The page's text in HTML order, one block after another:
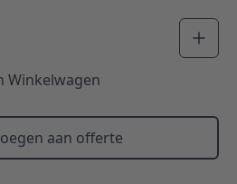
Winkelwagen
aan offerte